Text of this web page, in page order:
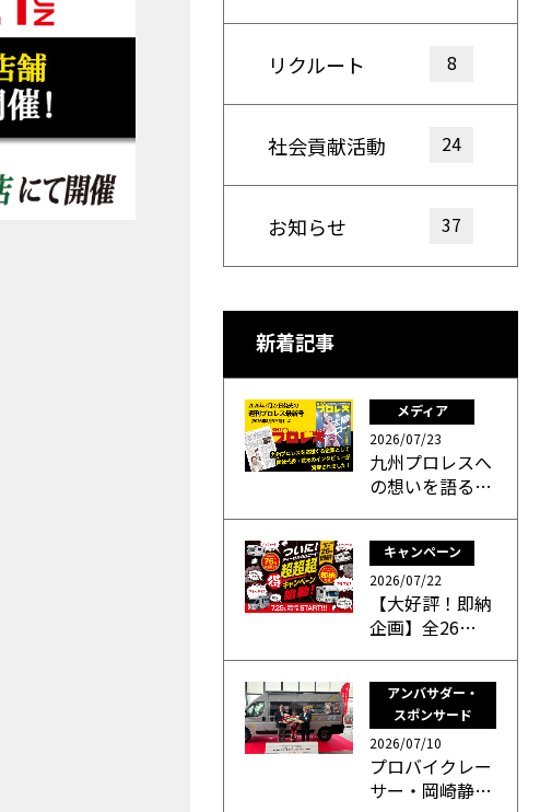
リクルート 8
社会貢献活動 24
お知らせ 37
新着記事
メディア
2026/07/23
九州プロレスへ
の想いを語る…
キャンペーン
2026/07/22
【大好評！即納
企画】全26…
アンバサダー・
スポンサード
2026/07/10
プロバイクレー
サー・岡崎静…